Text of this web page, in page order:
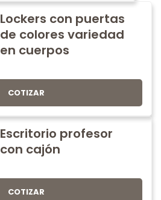
Lockers con puertas
de colores variedad
en cuerpos
COTIZAR
Escritorio profesor
con cajón
COTIZAR